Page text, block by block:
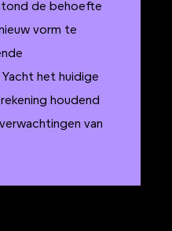
de behoefte
vorm te
het huidige
houdend
van